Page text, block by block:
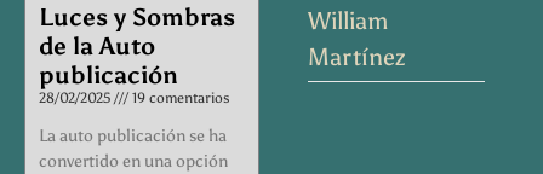
Luces y Sombras
de la Auto
publicación
28/02/2025 19 comentarios
La auto publicación se ha
convertido en una opción
William
Martínez